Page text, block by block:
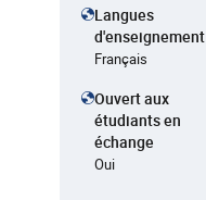
Langues
d'enseignement
Français
Ouvert aux
étudiants en
échange
Oui